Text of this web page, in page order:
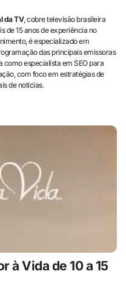
da TV, cobre televisão brasileira
de 15 anos de experiência no
é especializado em
das principais emissoras
como especialista em SEO para
com foco em estratégias de
de notícias.
à Vida de 10 a 15